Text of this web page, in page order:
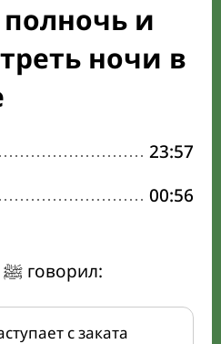
и
ночи в
23:57
00:56
Посланник Аллаха ﷺ говорил:
с заката